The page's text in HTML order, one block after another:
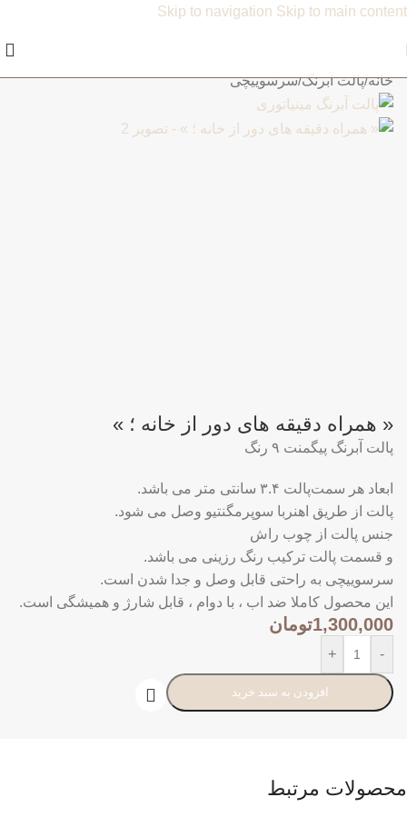
Skip to navigation Skip to main content
خانه/پالت آبرنگ/سرسوییچی
« همراه دقیقه های دور از خانه ؛ »
پالت آبرنگ پیگمنت ۹ رنگ
ابعاد هر سمت‌پالت ۳.۴ سانتی متر می باشد.
پالت از طریق اهنربا سوپرمگنتیو وصل می شود.
جنس پالت از چوب راش
و قسمت پالت ترکیب رنگ رزینی می باشد.
سرسوییچی به راحتی قابل وصل و جدا شدن است.
این محصول کاملا ضد اب ، با دوام ، قابل شارژ و همیشگی است.
1,300,000تومان
-
+
افزودن به سبد خرید
محصولات مرتبط